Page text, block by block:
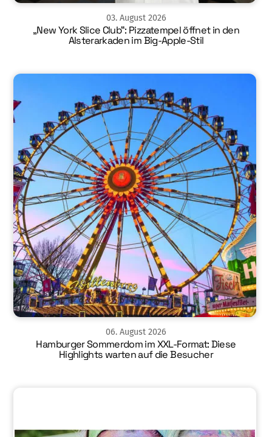
03. August 2026
„New York Slice Club“: Pizzatempel öffnet in den
Alsterarkaden im Big-Apple-Stil
06. August 2026
Hamburger Sommerdom im XXL-Format: Diese
Highlights warten auf die Besucher